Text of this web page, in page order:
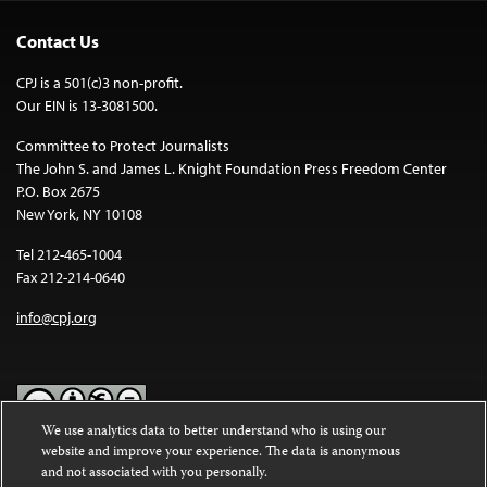
Contact Us
CPJ is a 501(c)3 non-profit.
Our EIN is 13-3081500.
Committee to Protect Journalists
The John S. and James L. Knight Foundation Press Freedom Center
P.O. Box 2675
New York, NY 10108
Tel 212-465-1004
Fax 212-214-0640
info@cpj.org
Except where noted, text on this website is licensed under a
Commons Attribution-NonCommercial-NoDerivatives 4.0
We use analytics data to better understand who is using our
website and improve your experience. The data is anonymous
and not associated with you personally.